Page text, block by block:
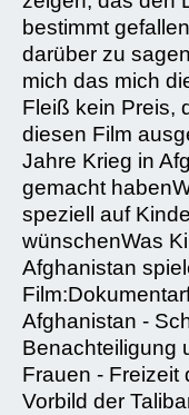
bestimmt
darüber zu
mich das mich
Fleiß kein Preis,
diesen Film
Jahre Krieg in
gemacht
speziell auf
wünschenWas
Afghanistan
Afghanistan -
Benachteiligung
Frauen - Freizeit
Vorbild der